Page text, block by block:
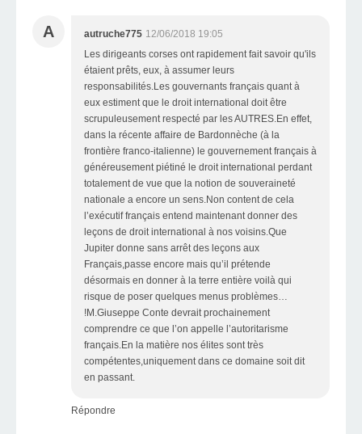
A autruche775 12/06/2018 19:05
Les dirigeants corses ont rapidement fait savoir qu'ils
étaient prêts, eux, à assumer leurs
responsabilités.Les gouvernants français quant à
eux estiment que le droit international doit être
scrupuleusement respecté par les AUTRES.En effet,
dans la récente affaire de Bardonnèche (à la
frontière franco-italienne) le gouvernement français à
généreusement piétiné le droit international perdant
totalement de vue que la notion de souveraineté
nationale a encore un sens.Non content de cela
l’exécutif français entend maintenant donner des
leçons de droit international à nos voisins.Que
Jupiter donne sans arrêt des leçons aux
Français,passe encore mais qu’il prétende
désormais en donner à la terre entière voilà qui
risque de poser quelques menus problèmes…
!M.Giuseppe Conte devrait prochainement
comprendre ce que l’on appelle l’autoritarisme
français.En la matière nos élites sont très
compétentes,uniquement dans ce domaine soit dit
en passant.
Répondre